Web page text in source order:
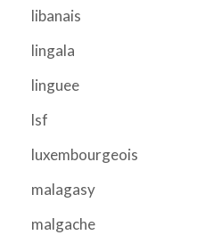
libanais
lingala
linguee
lsf
luxembourgeois
malagasy
malgache